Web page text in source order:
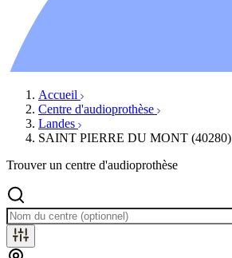
Évènements
Accueil
Centre d'audioprothèse
Landes
SAINT PIERRE DU MONT (40280)
Trouver un centre d'audioprothèse